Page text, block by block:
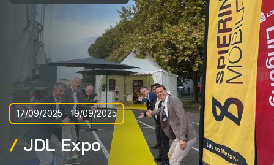
eLift
Aftersales
Over ons
Home
Vacatures
17/09/2025 - 19/09/2025
JDL Expo